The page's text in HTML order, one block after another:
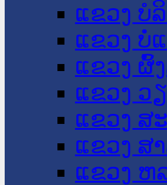
ແຂວງ ບໍ
ແຂວງ ບໍ່
ແຂວງ ຜົ້
ແຂວງ ວ
ແຂວງ ສ
ແຂວງ ສ
ແຂວງ ຫ